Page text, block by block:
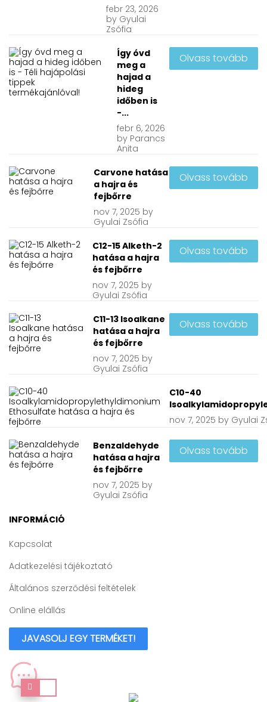
febr 23, 2026
by Gyulai
Zsófia
Így óvd
meg a
hajad a
hideg
időben is
-...
febr 6, 2026
by Parancs
Anita
Olvass tovább
Carvone hatása
a hajra és
fejbőrre
nov 7, 2025 by
Gyulai Zsófia
Olvass tovább
C12-15 Alketh-2
hatása a hajra
és fejbőrre
nov7, 2025 by
Gyulai Zsófia
Olvass tovább
C11-13 Isoalkane
hatása a hajra
és fejbőrre
nov 7, 2025 by
Gyulai Zsófia
Olvass tovább
C10-40
nov 7, 2025 by Gyulai
Benzaldehyde
hatása a hajra
és fejbőrre
nov 7, 2025 by
Gyulai Zsófia
Olvass tovább
INFORMÁCIÓ
Kapcsolat
Adatkezelési tájékoztató
Általános szerződési feltételek
Online elállás
JAVASOLJ EGY TERMÉKET!